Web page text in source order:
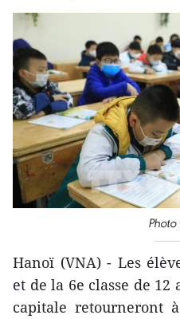
Hanoï (VNA) - Les
et de la 6e classe de
capitale retourneront